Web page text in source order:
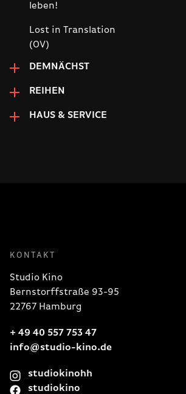
leben!
Lost in Translation
(OV)
DEMNÄCHST
REIHEN
HAUS & SERVICE
KONTAKT
Studio Kino
Bernstorffstraße 93-95
22767 Hamburg
+ 49 40 557 753 47
info@studio-kino.de
studiokinohh
studiokino